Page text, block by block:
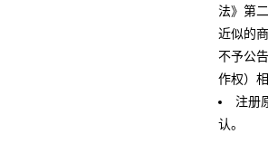
法》第
近似的
不予公
作权）
注册
认。